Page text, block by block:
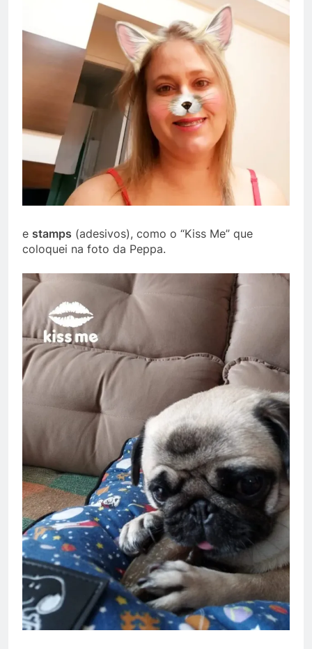
e stamps (adesivos), como o “Kiss Me” que
coloquei na foto da Peppa.